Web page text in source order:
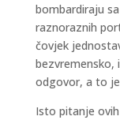
bombardiraju
raznoraznih
čovjek
bezvremensko,
odgovor, a to
Isto pitanje